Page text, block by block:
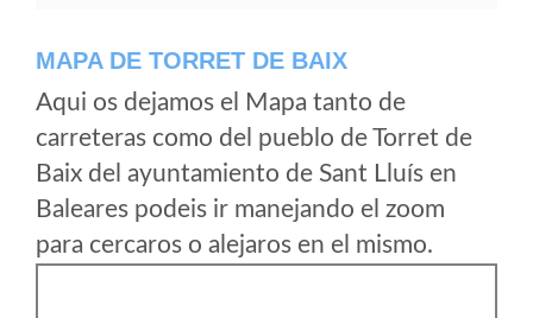
MAPA DE TORRET DE BAIX
Aqui os dejamos el Mapa tanto de
carreteras como del pueblo de Torret de
Baix del ayuntamiento de Sant Lluís en
Baleares podeis ir manejando el zoom
para cercaros o alejaros en el mismo.